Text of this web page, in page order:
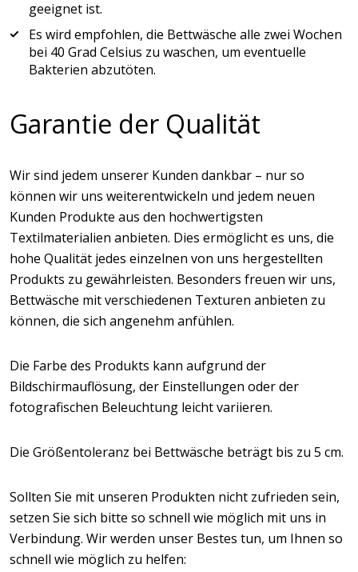
geeignet ist.
Es wird empfohlen, die Bettwäsche alle zwei Wochen
bei 40 Grad Celsius zu waschen, um eventuelle
Bakterien abzutöten.
Garantie der Qualität
Wir sind jedem unserer Kunden dankbar – nur so
können wir uns weiterentwickeln und jedem neuen
Kunden Produkte aus den hochwertigsten
Textilmaterialien anbieten. Dies ermöglicht es uns, die
hohe Qualität jedes einzelnen von uns hergestellten
Produkts zu gewährleisten. Besonders freuen wir uns,
Bettwäsche mit verschiedenen Texturen anbieten zu
können, die sich angenehm anfühlen.
Die Farbe des Produkts kann aufgrund der
Bildschirmauflösung, der Einstellungen oder der
fotografischen Beleuchtung leicht variieren.
Die Größentoleranz bei Bettwäsche beträgt bis zu 5 cm.
Sollten Sie mit unseren Produkten nicht zufrieden sein,
setzen Sie sich bitte so schnell wie möglich mit uns in
Verbindung. Wir werden unser Bestes tun, um Ihnen so
schnell wie möglich zu helfen: